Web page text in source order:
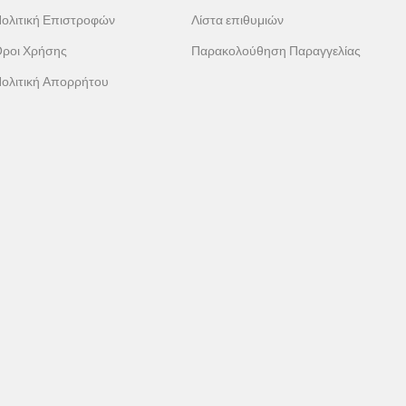
Επιστροφών
Χρήσης
Απορρήτου
Λίστα επιθυμιών
Παρακολούθηση Παραγγελίας